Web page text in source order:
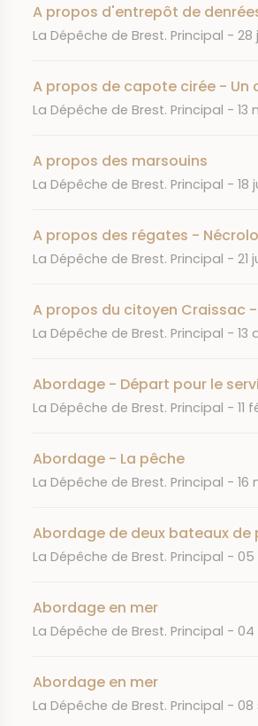
A propos d'entrepôt de
Journal
La Dépêche de Brest. Principal 28
A propos de capote cirée - Un
Journal
La Dépêche de Brest. Principal 13
A propos des marsouins
Journal
La Dépêche de Brest. Principal 18
A propos des régates -
Journal
La Dépêche de Brest. Principal 21
A propos du citoyen Craissac
Journal
La Dépêche de Brest. Principal 13
Abordage - Départ pour le
Journal
La Dépêche de Brest. Principal 11
Abordage - La pêche
Journal
La Dépêche de Brest. Principal 16
Abordage de deux bateaux
Journal
La Dépêche de Brest. Principal 05
Abordage en mer
Journal
La Dépêche de Brest. Principal 04
Abordage en mer
Journal
La Dépêche de Brest. Principal 08